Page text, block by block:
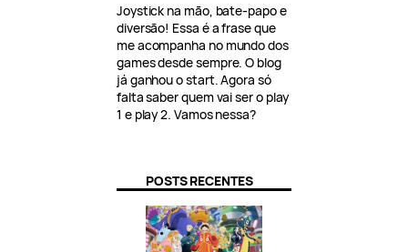
Joystick na mão, bate-papo e
diversão! Essa é a frase que
me acompanha no mundo dos
games desde sempre. O blog
já ganhou o start. Agora só
falta saber quem vai ser o play
1 e play 2. Vamos nessa?
POSTS RECENTES